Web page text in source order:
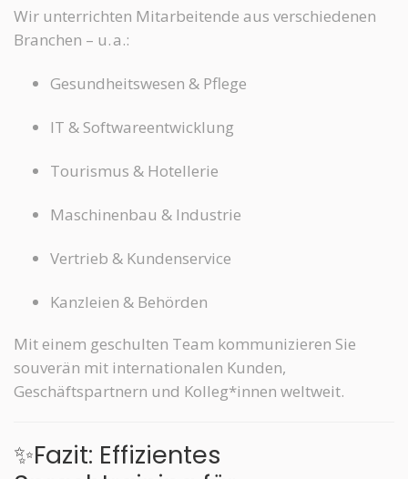
Wir unterrichten Mitarbeitende aus verschiedenen
Branchen – u. a.:
Gesundheitswesen & Pflege
IT & Softwareentwicklung
Tourismus & Hotellerie
Maschinenbau & Industrie
Vertrieb & Kundenservice
Kanzleien & Behörden
Mit einem geschulten Team kommunizieren Sie
souverän mit internationalen Kunden,
Geschäftspartnern und Kolleg*innen weltweit.
✨Fazit: Effizientes